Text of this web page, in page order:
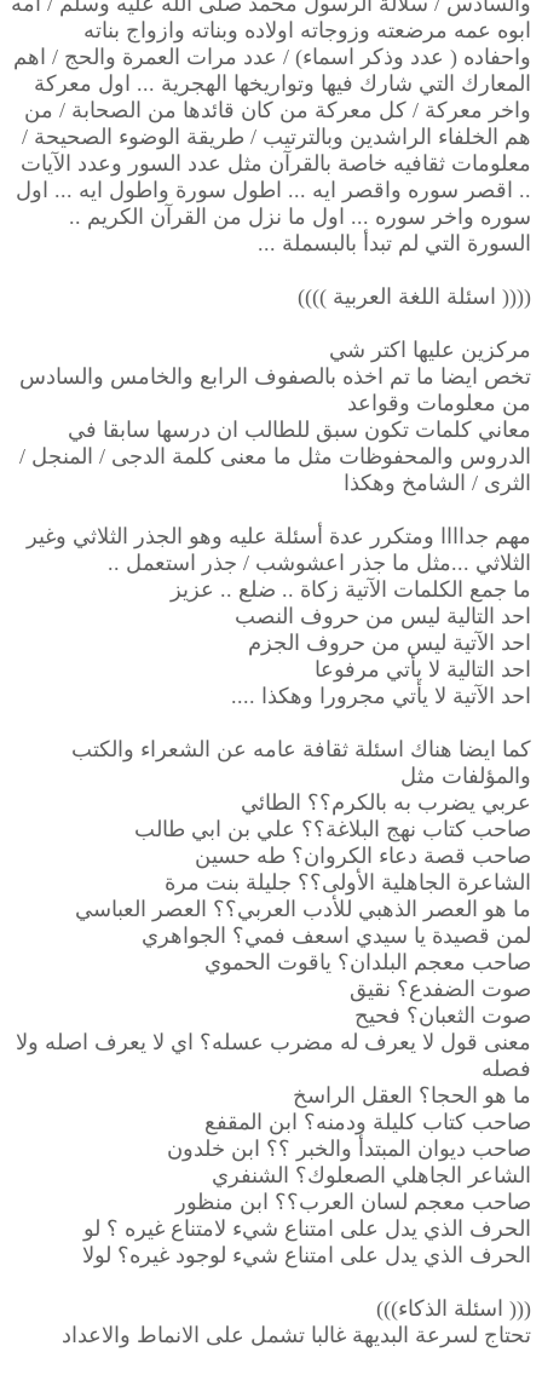
ابوه عمه مرضعته وزوجاته اولاده وبناته وازواج بناته
واحفاده ( عدد وذكر اسماء) / عدد مرات العمرة والحج / اهم
المعارك التي شارك فيها وتواريخها الهجرية ... اول معركة
واخر معركة / كل معركة من كان قائدها من الصحابة / من
هم الخلفاء الراشدين وبالترتيب / طريقة الوضوء الصحيحة /
معلومات ثقافيه خاصة بالقرآن مثل عدد السور وعدد الآيات
.. اقصر سوره واقصر ايه ... اطول سورة واطول ايه ... اول
سوره واخر سوره ... اول ما نزل من القرآن الكريم ..
السورة التي لم تبدأ بالبسملة ...
(((( اسئلة اللغة العربية ))))
مركزين عليها اكتر شي
تخص ايضا ما تم اخذه بالصفوف الرابع والخامس والسادس
من معلومات وقواعد
معاني كلمات تكون سبق للطالب ان درسها سابقا في
الدروس والمحفوظات مثل ما معنى كلمة الدجى / المنجل /
الثرى / الشامخ وهكذا
مهم جداااا ومتكرر عدة أسئلة عليه وهو الجذر الثلاثي وغير
الثلاثي ...مثل ما جذر اعشوشب / جذر استعمل ..
ما جمع الكلمات الآتية زكاة .. ضلع .. عزيز
احد التالية ليس من حروف النصب
احد الآتية ليس من حروف الجزم
احد التالية لا يأتي مرفوعا
احد الآتية لا يأتي مجرورا وهكذا ....
كما ايضا هناك اسئلة ثقافة عامه عن الشعراء والكتب
والمؤلفات مثل
عربي يضرب به بالكرم؟؟ الطائي
صاحب كتاب نهج البلاغة؟؟ علي بن ابي طالب
صاحب قصة دعاء الكروان؟ طه حسين
الشاعرة الجاهلية الأولى؟؟ جليلة بنت مرة
ما هو العصر الذهبي للأدب العربي؟؟ العصر العباسي
لمن قصيدة يا سيدي اسعف فمي؟ الجواهري
صاحب معجم البلدان؟ ياقوت الحموي
صوت الضفدع؟ نقيق
صوت الثعبان؟ فحيح
معنى قول لا يعرف له مضرب عسله؟ اي لا يعرف اصله ولا
فصله
ما هو الحجا؟ العقل الراسخ
صاحب كتاب كليلة ودمنه؟ ابن المقفع
صاحب ديوان المبتدأ والخبر ؟؟ ابن خلدون
الشاعر الجاهلي الصعلوك؟ الشنفري
صاحب معجم لسان العرب؟؟ ابن منظور
الحرف الذي يدل على امتناع شيء لامتناع غيره ؟ لو
الحرف الذي يدل على امتناع شيء لوجود غيره؟ لولا
((( اسئلة الذكاء)))
تحتاج لسرعة البديهة غالبا تشمل على الانماط والاعداد